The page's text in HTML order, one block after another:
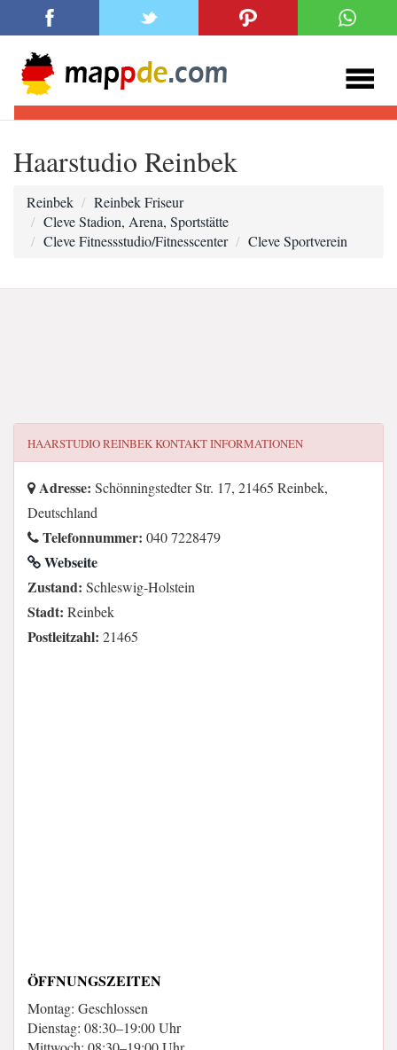
Haarstudio Reinbek
Reinbek
Reinbek Friseur
Cleve Stadion, Arena, Sportstätte
Cleve Fitnessstudio/Fitnesscenter
Cleve Sportverein
HAARSTUDIO REINBEKKONTAKT INFORMATIONEN
Adresse: Schönningstedter Str. 17, 21465 Reinbek,
Deutschland
Telefonnummer: 040 7228479
Webseite
Zustand: Schleswig-Holstein
Stadt: Reinbek
Postleitzahl: 21465
ÖFFNUNGSZEITEN
Montag: Geschlossen
Dienstag: 08:30–19:00 Uhr